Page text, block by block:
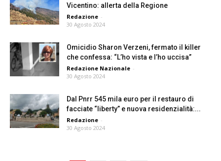
Vicentino: allerta della Regione
Redazione -
30 Agosto 2024
Omicidio Sharon Verzeni, fermato il killer
che confessa: “L’ho vista e l’ho uccisa”
Redazione Nazionale -
30 Agosto 2024
Dal Pnrr 545 mila euro per il restauro di
facciate “liberty” e nuova residenzialità:...
Redazione -
30 Agosto 2024